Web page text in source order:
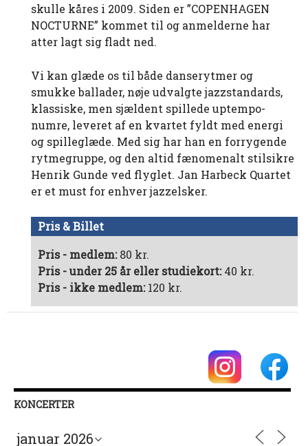
skulle kåres i 2009. Siden er ”COPENHAGEN
NOCTURNE” kommet til og anmelderne har
atter lagt sig fladt ned.
Vi kan glæde os til både danserytmer og
smukke ballader, nøje udvalgte jazzstandards,
klassiske, men sjældent spillede uptempo-
numre, leveret af en kvartet fyldt med energi
og spilleglæde. Med sig har han en forrygende
rytmegruppe, og den altid fænomenalt stilsikre
Henrik Gunde ved flyglet. Jan Harbeck Quartet
er et must for enhver jazzelsker.
Pris & Billet
Pris - medlem:80 kr.
Pris - under 25 år eller studiekort:40 kr.
Pris - ikke medlem:120 kr.
KONCERTER